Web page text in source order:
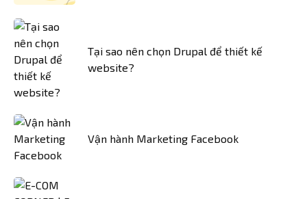
Tại sao nên chọn Drupal để thiết kế
website?
Vận hành Marketing Facebook